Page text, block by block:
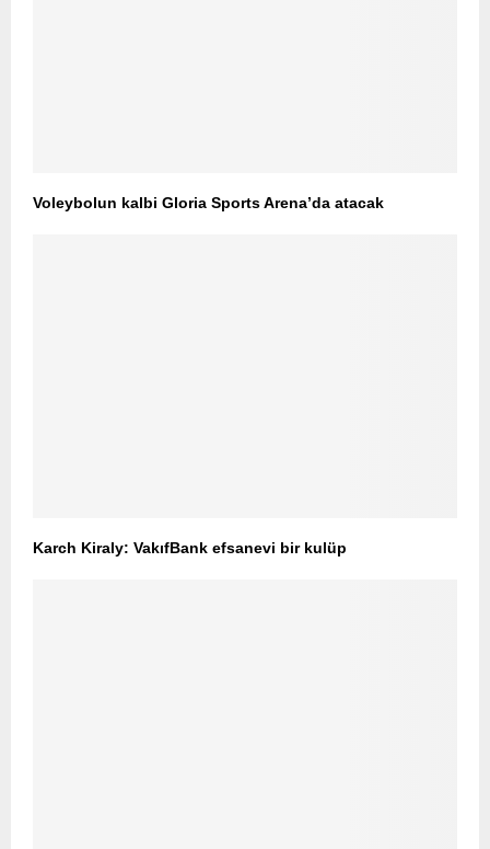
Voleybolun kalbi Gloria Sports Arena’da atacak
Karch Kiraly: VakıfBank efsanevi bir kulüp